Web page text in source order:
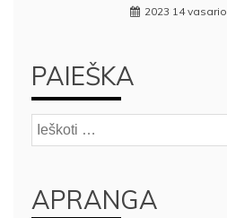
2023 14 vasario
PAIEŠKA
Ieškoti:
APRANGA